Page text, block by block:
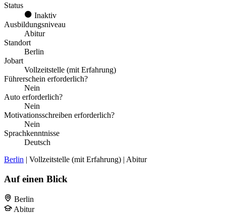
Status
Inaktiv
Ausbildungsniveau
Abitur
Standort
Berlin
Jobart
Vollzeitstelle (mit Erfahrung)
Führerschein erforderlich?
Nein
Auto erforderlich?
Nein
Motivationsschreiben erforderlich?
Nein
Sprachkenntnisse
Deutsch
Berlin | Vollzeitstelle (mit Erfahrung) | Abitur
Auf einen Blick
Berlin
Abitur